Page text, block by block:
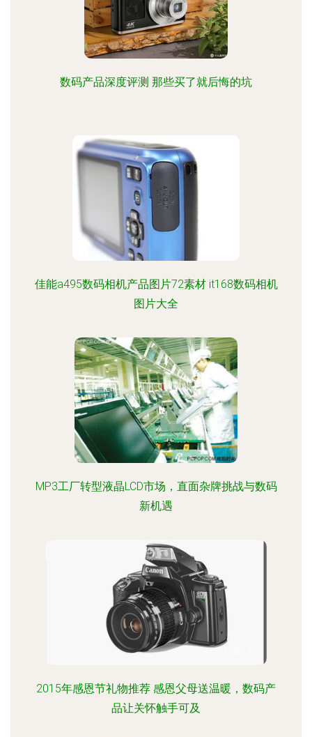
数码产品深度评测 那些买了就后悔的坑
佳能a495数码相机产品图片72素材 it168数码相机
图片大全
MP3工厂转型液晶LCD市场，直面杂牌挑战与数码
新机遇
2015年感恩节礼物推荐 感恩父母送温暖，数码产
品让关怀触手可及